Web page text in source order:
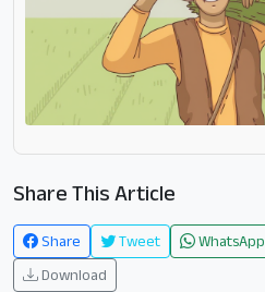
Share This Article
Share Tweet WhatsApp
Download